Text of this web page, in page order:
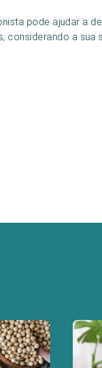
pode ajudar a
considerando a